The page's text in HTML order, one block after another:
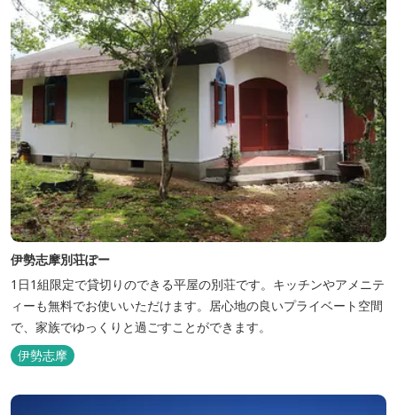
伊勢志摩別荘ぽー
1日1組限定で貸切りのできる平屋の別荘です。キッチンやアメニテ
ィーも無料でお使いいただけます。居心地の良いプライベート空間
で、家族でゆっくりと過ごすことができます。
伊勢志摩